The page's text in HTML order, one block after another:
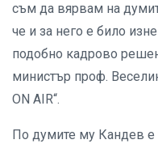
съм да вярвам на
че и за него е било
подобно кадрово
министър проф.
ON AIR“.
По думите му Кандев е